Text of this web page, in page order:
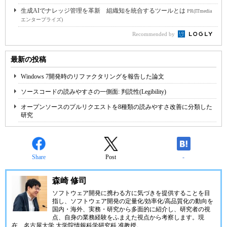
生成AIでナレッジ管理を革新 組織知を統合するツールとは PR(ITmedia
エンタープライズ)
Recommended by
最新の投稿
Windows 7開発時のリファクタリングを報告した論文
ソースコードの読みやすさの一側面: 判読性(Legibility)
オープンソースのプルリクエストを8種類の読みやすさ改善に分類した
研究
Share Post -
森崎 修司
ソフトウェア開発に携わる方に気づきを提供することを目
指し、ソフトウェア開発の定量化/効率化/高品質化の動向を
国内・海外、実務・研究から多面的に紹介し、研究者の視
点、自身の業務経験をふまえた視点から考察します。現